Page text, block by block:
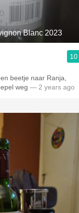
Blanc 2023
10
beetje naar Ranja,
weg — 2 years ago